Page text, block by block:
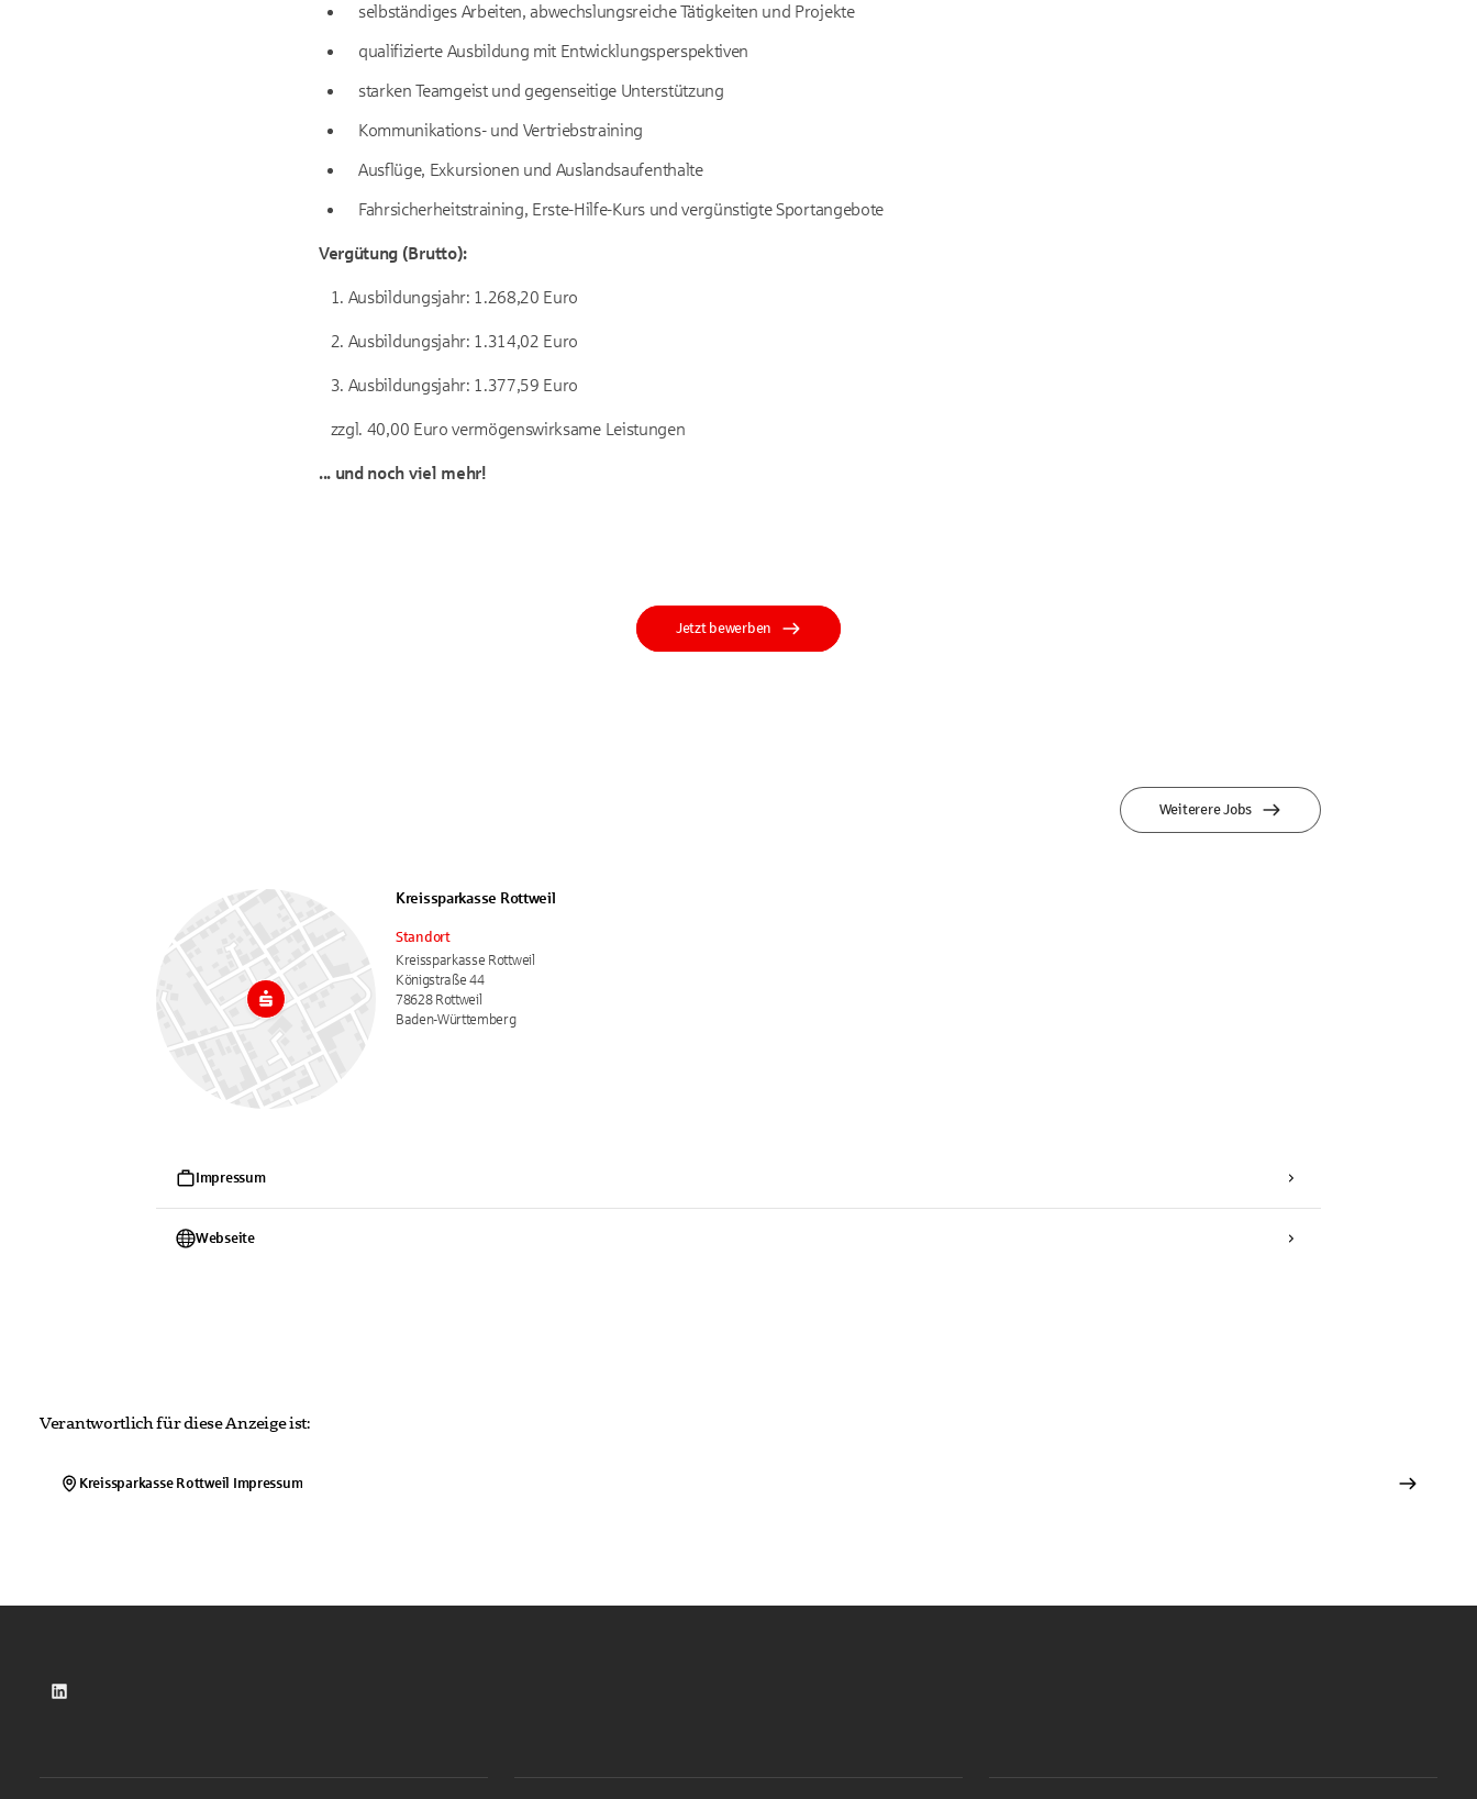
selbständiges Arbeiten, abwechslungsreiche Tätigkeiten und Projekte
qualifizierte Ausbildung mit Entwicklungsperspektiven
starken Teamgeist und gegenseitige Unterstützung
Kommunikations- und Vertriebstraining
Ausflüge, Exkursionen und Auslandsaufenthalte
Fahrsicherheitstraining, Erste-Hilfe-Kurs und vergünstigte Sportangebote
Vergütung (Brutto):
1. Ausbildungsjahr: 1.268,20 Euro
2. Ausbildungsjahr: 1.314,02 Euro
3. Ausbildungsjahr: 1.377,59 Euro
zzgl. 40,00 Euro vermögenswirksame Leistungen
... und noch viel mehr!
Jetzt bewerben
Weiterere Jobs
Kreissparkasse Rottweil
Standort
Kreissparkasse Rottweil
Königstraße 44
78628 Rottweil
Baden-Württemberg
Impressum
Webseite
Verantwortlich für diese Anzeige ist:
Kreissparkasse Rottweil Impressum
LinkedIn